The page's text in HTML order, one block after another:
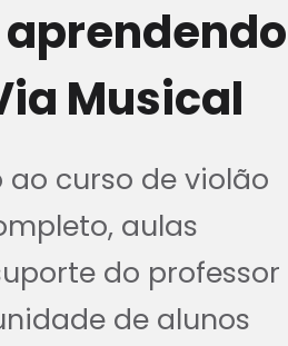
Musical
ao curso de violão
aulas
do professor
de alunos